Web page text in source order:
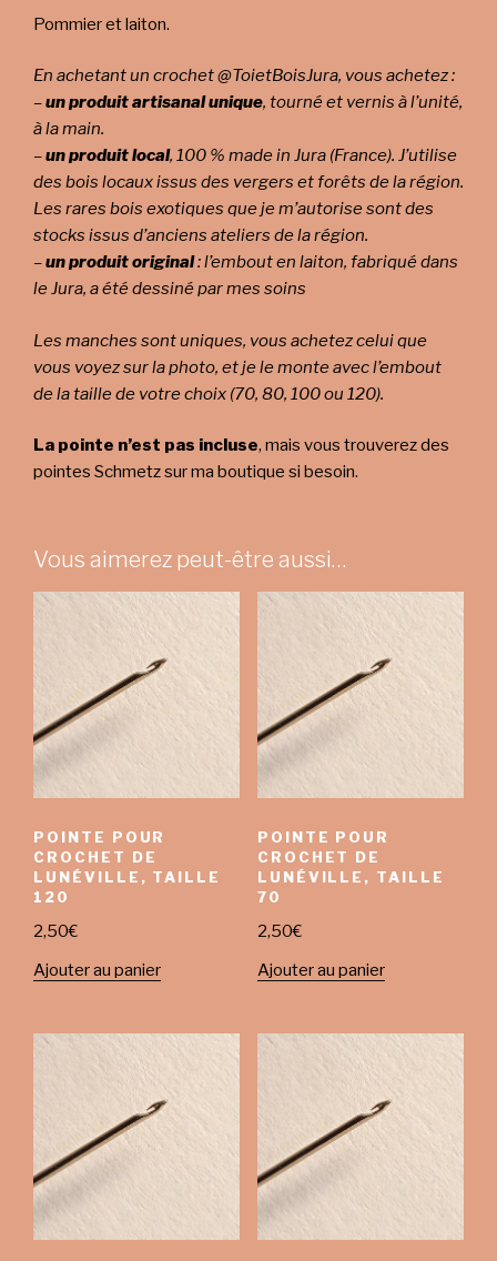
Pommier et laiton.
En achetant un crochet @ToietBoisJura, vous achetez :
–un produit artisanal unique, tourné et vernis à l’unité,
à la main.
–un produit local, 100 % made in Jura (France). J’utilise
des bois locaux issus des vergers et forêts de la région.
Les rares bois exotiques que je m’autorise sont des
stocks issus d’anciens ateliers de la région.
–un produit original: l’embout en laiton, fabriqué dans
le Jura, a été dessiné par mes soins
Les manches sont uniques, vous achetez celui que
vous voyez sur la photo, et je le monte avec l’embout
de la taille de votre choix (70, 80, 100 ou 120).
La pointe n’est pas incluse, mais vous trouverez des
pointes Schmetz sur ma boutique si besoin.
Vous aimerez peut-être aussi…
POINTE POUR
CROCHET DE
LUNÉVILLE, TAILLE
120
2,50€
Ajouter au panier
POINTE POUR
CROCHET DE
LUNÉVILLE, TAILLE
70
2,50€
Ajouter au panier